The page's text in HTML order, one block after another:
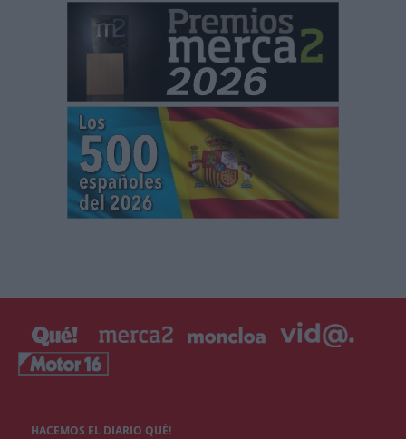
HACEMOS EL DIARIO QUÉ!